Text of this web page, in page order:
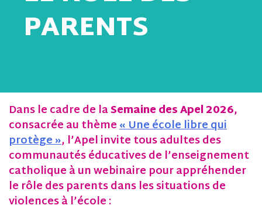
PARENTS
Dans le cadre de laSemaine des Apel 2026,
consacrée au thème« Une école libre qui
protège », l’Apel invite tous adultes des
communautés éducatives de l’enseignement
catholique à un webinaire pour appréhender
le rôle des parents dans les situations de
violences à l’école :